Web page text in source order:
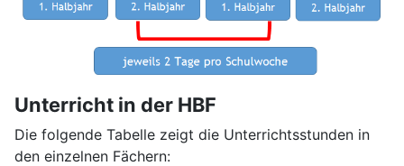
Unterricht in der HBF
Die folgende Tabelle zeigt die Unterrichtsstunden in
den einzelnen Fächern: